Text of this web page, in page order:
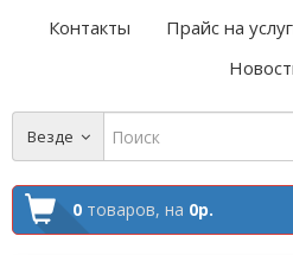
Контакты
Прайс на
Везде
0 товаров, на 0р.